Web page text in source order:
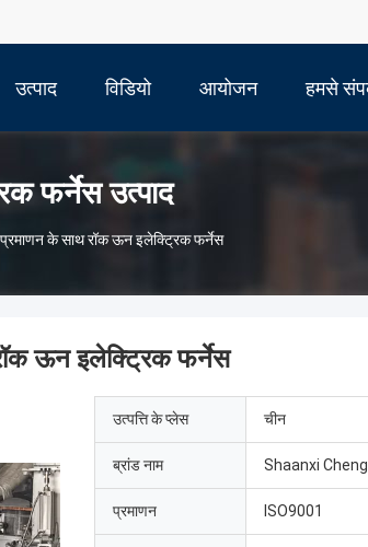
उत्पाद विडियो आयोजन हमसे
फर्नेस उत्पाद
के साथ रॉक ऊन इलेक्ट्रिक फर्नेस
ऊन इलेक्ट्रिक फर्नेस
उत्पत्ति के प्लेस चीन
ब्रांड नाम Shaanxi
प्रमाणन ISO9001